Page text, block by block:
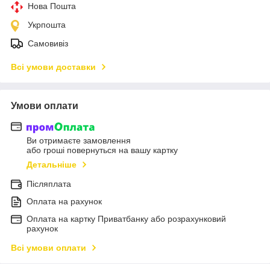
Нова Пошта
Укрпошта
Самовивіз
Всі умови доставки
Умови оплати
Ви отримаєте замовлення
або гроші повернуться на вашу картку
Детальніше
Післяплата
Оплата на рахунок
Оплата на картку Приватбанку або розрахунковий
рахунок
Всі умови оплати